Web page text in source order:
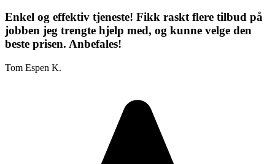
Enkel og effektiv tjeneste! Fikk raskt flere tilbud på
jobben jeg trengte hjelp med, og kunne velge den
beste prisen. Anbefales!
Tom Espen K.